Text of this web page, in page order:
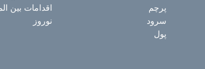
پرچم
سرود
پول
اقدامات بین
نوروز